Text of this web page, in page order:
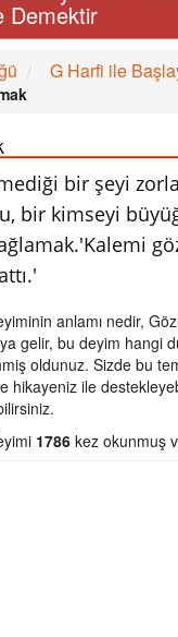
Demektir
G Harfi ile
bir şeyi
bir kimseyi
anlamı nedir,
gelir, bu deyim hangi
oldunuz. Sizde bu
hikayeniz ile
1786 kez okunmuş